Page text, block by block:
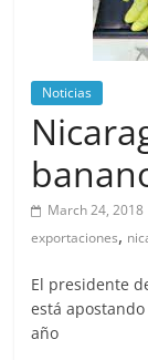
Noticias
March 24, 2018
exportaciones,
El presidente
está
año